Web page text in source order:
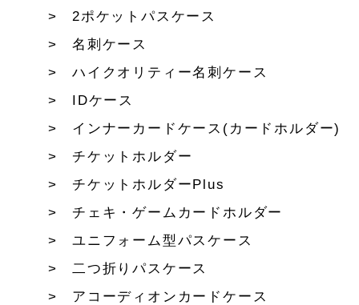
2ポケットパスケース
名刺ケース
ハイクオリティー名刺ケース
IDケース
インナーカードケース(カードホルダー)
チケットホルダー
チケットホルダーPlus
チェキ・ゲームカードホルダー
ユニフォーム型パスケース
二つ折りパスケース
アコーディオンカードケース